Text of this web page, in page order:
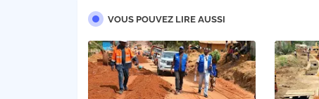
VOUS POUVEZ LIRE AUSSI